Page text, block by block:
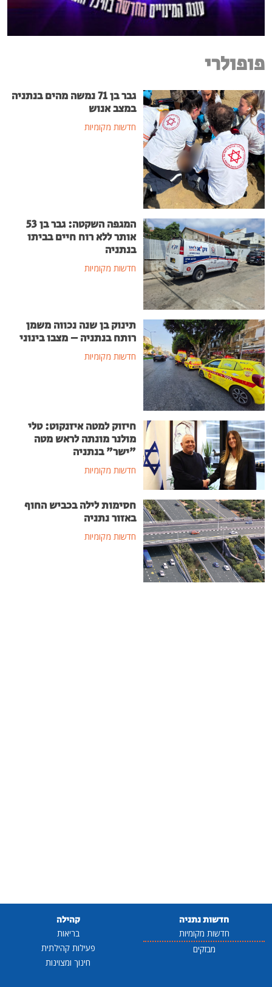
פופולרי
גבר בן 71 נמשה מהים בנתניה
במצב אנוש
חדשות מקומיות
המגפה השקטה: גבר בן 53
אותר ללא רוח חיים בביתו
בנתניה
חדשות מקומיות
תינוק בן שנה נכווה משמן
רותח בנתניה – מצבו בינוני
חדשות מקומיות
חיזוק למטה איזנקוט: טלי
מולנר מונתה לראש מטה
"ישר" בנתניה
חדשות מקומיות
חסימות לילה בכביש החוף
באזור נתניה
חדשות מקומיות
חדשות נתניה
חדשות מקומיות
מבזקים
קהילה
בריאות
פעילות קהילתית
חינוך ומצוינות